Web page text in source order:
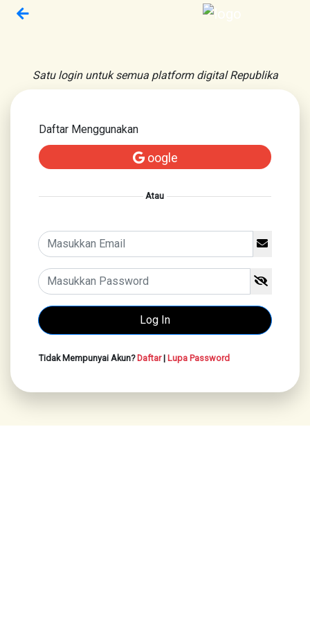
Satu login untuk semua platform digital Republika
Daftar Menggunakan
oogle
Atau
Tidak Mempunyai Akun?Daftar| Lupa Password